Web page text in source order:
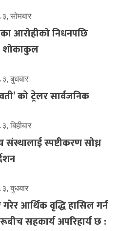
सोमबार
आरोहीको निधनपछि
शोकाकुल
बुधबार
को ट्रेलर सार्वजनिक
बिहीबार
संस्थालाई स्पष्टीकरण सोध्न
बुधबार
गरेर आर्थिक वृद्धि हासिल गर्न
सहकार्य अपरिहार्य छ :